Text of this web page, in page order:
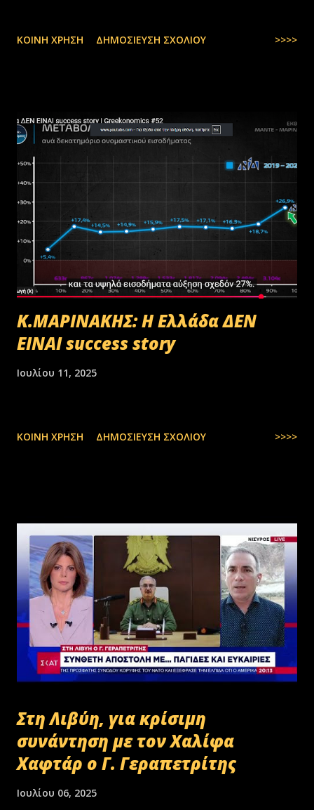
ΚΟΙΝΉ ΧΡΉΣΗ ΔΗΜΟΣΊΕΥΣΗ ΣΧΟΛΊΟΥ >>>>
Κ.ΜΑΡΙΝΑΚΗΣ: Η Ελλάδα ΔΕΝ
ΕΙΝΑΙ success story
Ιουλίου 11, 2025
ΚΟΙΝΉ ΧΡΉΣΗ ΔΗΜΟΣΊΕΥΣΗ ΣΧΟΛΊΟΥ >>>>
Στη Λιβύη, για κρίσιμη
συνάντηση με τον Χαλίφα
Χαφτάρ ο Γ. Γεραπετρίτης
Ιουλίου 06, 2025